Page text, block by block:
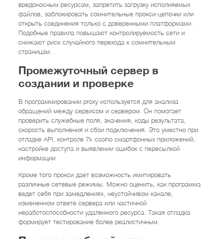
вредоносным ресурсам, запретить загрузку исполняемых
файлов, заблокировать сомнительные прокси-цепочки или
открыть соединения только с доверенными платформами.
Подобные правила повышают контролируемость сети и
снижают риск случайного перехода к сомнительным
страницам.
Промежуточный сервер в
создании и проверке
В программировании proxy используется для анализа
обращений между сервисом и сервером. Он помогает
проверить служебные поля, значения, коды результата,
скорость выполнения и сбои подключения. Это уместно при
отладке API, контроле 7k casino смартфонных приложений,
настройке доступа и выявлении ошибок с пересылкой
информации.
Кроме того прокси дает возможность имитировать
различные сетевые режимы. Можно оценить, как программа
ведет себя при замедлениях, неустойчивом канале,
измененном ответе сервера или частичной
неработоспособности удаленного ресурса. Такая отладка
формирует тестирование более реалистичным.